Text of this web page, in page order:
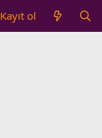
Kayıt ol